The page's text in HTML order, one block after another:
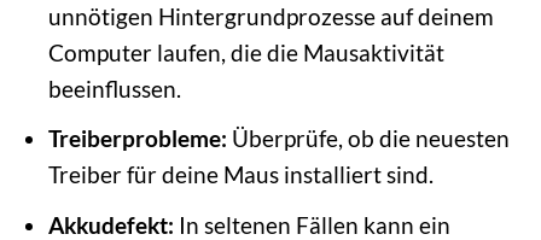
unnötigen Hintergrundprozesse auf deinem
Computer laufen, die die Mausaktivität
beeinflussen.
Treiberprobleme: Überprüfe, ob die neuesten
Treiber für deine Maus installiert sind.
Akkudefekt: In seltenen Fällen kann ein